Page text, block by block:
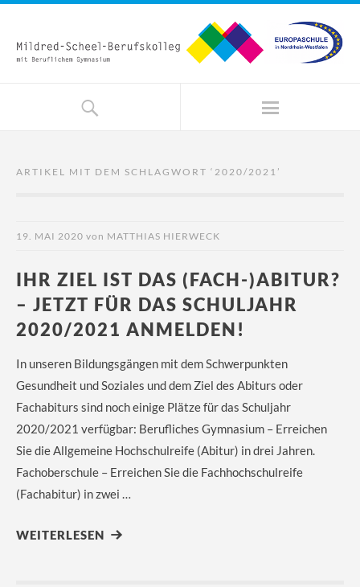
ARTIKEL MIT DEM SCHLAGWORT ‘ 2020/2021 ’
19. MAI 2020 von MATTHIAS HIERWECK
IHR ZIEL IST DAS (FACH-)ABITUR?
– JETZT FÜR DAS SCHULJAHR
2020/2021 ANMELDEN!
In unseren Bildungsgängen mit dem Schwerpunkten
Gesundheit und Soziales und dem Ziel des Abiturs oder
Fachabiturs sind noch einige Plätze für das Schuljahr
2020/2021 verfügbar: Berufliches Gymnasium – Erreichen
Sie die Allgemeine Hochschulreife (Abitur) in drei Jahren.
Fachoberschule – Erreichen Sie die Fachhochschulreife
(Fachabitur) in zwei …
WEITERLESEN